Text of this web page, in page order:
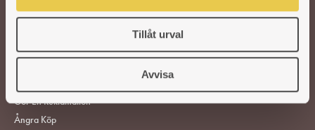
Tillåt urval
Avvisa
Gör En Reklamation
Ångra Köp